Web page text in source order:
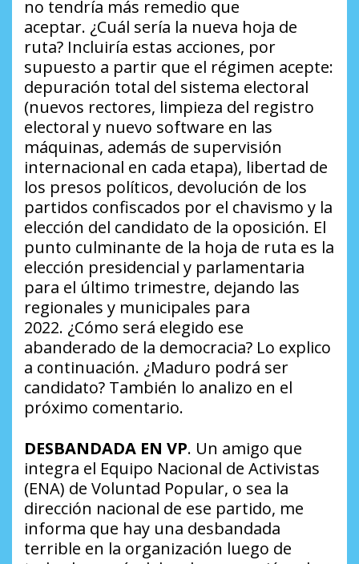
no tendría más remedio que
aceptar. ¿Cuál sería la nueva hoja de
ruta? Incluiría estas acciones, por
supuesto a partir que el régimen acepte:
depuración total del sistema electoral
(nuevos rectores, limpieza del registro
electoral y nuevo software en las
máquinas, además de supervisión
internacional en cada etapa), libertad de
los presos políticos, devolución de los
partidos confiscados por el chavismo y la
elección del candidato de la oposición. El
punto culminante de la hoja de ruta es la
elección presidencial y parlamentaria
para el último trimestre, dejando las
regionales y municipales para
2022. ¿Cómo será elegido ese
abanderado de la democracia? Lo explico
a continuación. ¿Maduro podrá ser
candidato? También lo analizo en el
próximo comentario.
DESBANDADA EN VP. Un amigo que
integra el Equipo Nacional de Activistas
(ENA) de Voluntad Popular, o sea la
dirección nacional de ese partido, me
informa que hay una desbandada
terrible en la organización luego de